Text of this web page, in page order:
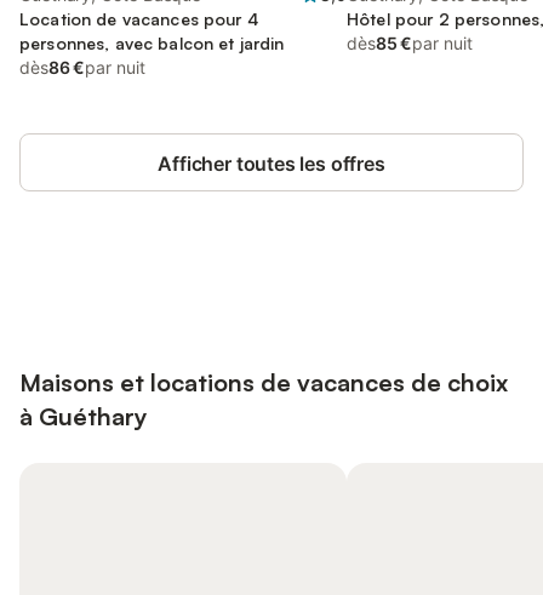
Location de vacances pour 4
personnes, avec balcon et jardin
dès86 €par nuit
Hôtel pour 2
dès85 €par nuit
Afficher toutes les offres
Maisons et locations de vacances de choix
à Guéthary